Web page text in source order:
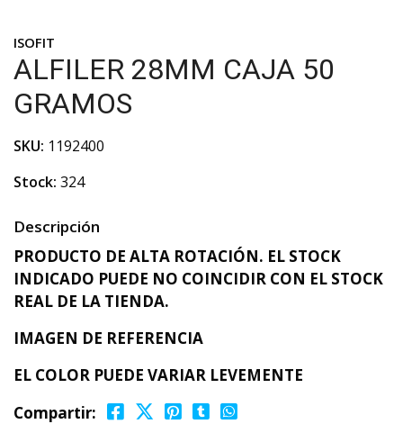
ISOFIT
ALFILER 28MM CAJA 50
GRAMOS
SKU: 1192400
Stock: 324
Descripción
PRODUCTO DE ALTA ROTACIÓN. EL STOCK
INDICADO PUEDE NO COINCIDIR CON EL STOCK
REAL DE LA TIENDA.
IMAGEN DE REFERENCIA
EL COLOR PUEDE VARIAR LEVEMENTE
Compartir: